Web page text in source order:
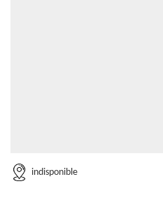
indisponible